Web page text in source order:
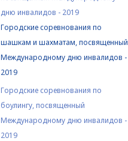
дню инвалидов - 2019
Городские соревнования по
шашкам и шахматам, посвященный
Международному дню инвалидов -
2019
Городские соревнования по
боулингу, посвященный
Международному дню инвалидов -
2019